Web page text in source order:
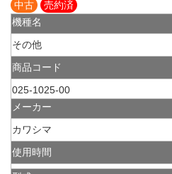
中古
売約済
機種名
その他
商品コード
025-1025-00
メーカー
カワシマ
使用時間